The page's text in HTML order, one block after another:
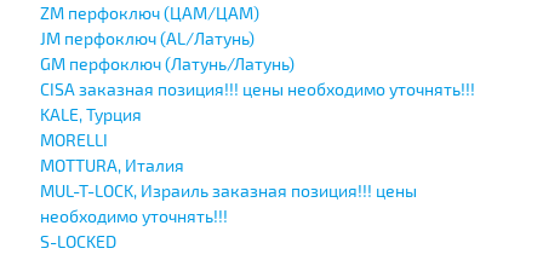
ZM перфоключ (ЦАМ/ЦАМ)
JМ перфоключ (АL/Латунь)
GM перфоключ (Латунь/Латунь)
CISA заказная позиция!!! цены необходимо уточнять!!!
KALE, Турция
MORELLI
MOTTURA, Италия
MUL-T-LOCK, Израиль заказная позиция!!! цены
необходимо уточнять!!!
S-LOCKED